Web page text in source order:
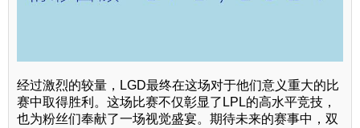
经过激烈的较量，LGD最终在这场对于他们意义重大的比
赛中取得胜利。这场比赛不仅彰显了LPL的高水平竞技，
也为粉丝们奉献了一场视觉盛宴。期待未来的赛事中，双